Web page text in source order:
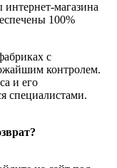
магазина
100%
с
контролем.
и его
специалистами.